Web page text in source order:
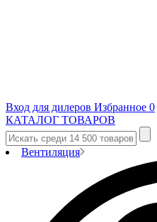
Вход для дилеров Избранное 0
КАТАЛОГ ТОВАРОВ
Вентиляция